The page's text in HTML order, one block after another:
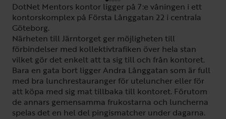
DotNet Mentors kontor ligger på 7:e våningen i ett
kontorskomplex på Första Långgatan 22 i centrala
Göteborg.
Närheten till Järntorget ger möjligheten till
förbindelser med kollektivtrafiken över hela stan
vilket gör det enkelt att ta sig till och från kontoret.
Bara en gata bort ligger Andra Långgatan som är full
med bra lunchrestauranger för uteluncher eller för
att köpa med sig mat tillbaka till kontoret. Förutom
de annars gemensamma frukostarna och luncherna
spelas det en hel del pingismatcher under dagarna.